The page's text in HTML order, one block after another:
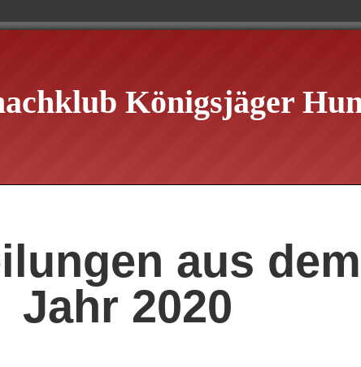
Königsjäger
aus dem
Jahr 2020